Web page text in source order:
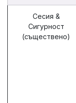
Сесия &
Сигурност
(съществено)